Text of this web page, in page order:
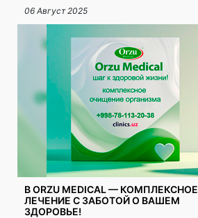
06 Август 2025
В ORZU MEDICAL — КОМПЛЕКСНОЕ
ЛЕЧЕНИЕ С ЗАБОТОЙ О ВАШЕМ
ЗДОРОВЬЕ!